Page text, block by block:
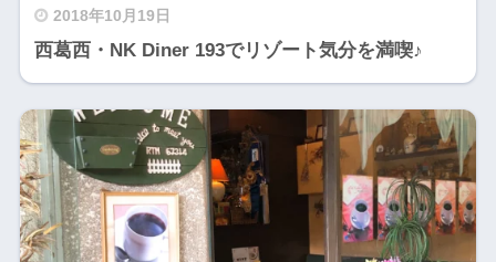
2018年10月19日
西葛西・NK Diner 193でリゾート気分を満喫♪